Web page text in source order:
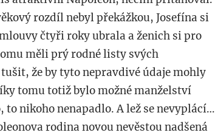
rozdíl nebyl překážkou, Josefína si
čtyři roky ubrala a ženich si pro
měli prý rodné listy svých
že by tyto nepravdivé údaje mohly
tomu totiž bylo možné manželství
nikoho nenapadlo. A lež se nevyplácí…
rodina novou nevěstou nadšená